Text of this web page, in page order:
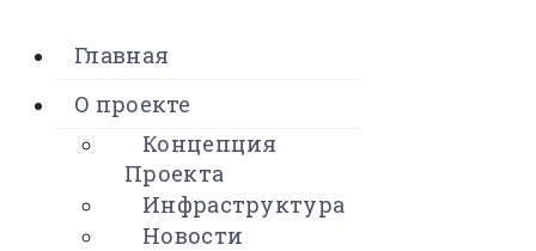
Главная
О проекте
Концепция
Проекта
Инфраструктура
Новости